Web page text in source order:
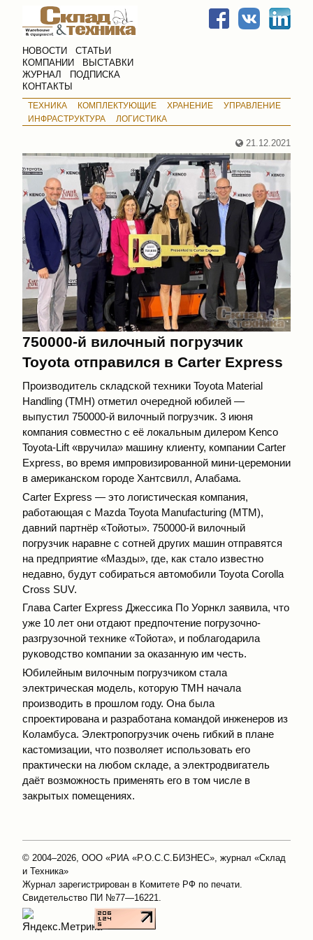
НОВОСТИ
СТАТЬИ
КОМПАНИИ
ВЫСТАВКИ
ЖУРНАЛ
ПОДПИСКА
КОНТАКТЫ
ТЕХНИКА КОМПЛЕКТУЮЩИЕ ХРАНЕНИЕ
УПРАВЛЕНИЕ
ИНФРАСТРУКТУРА
ЛОГИСТИКА
21.12.2021
750000-й вилочный погрузчик
Toyota отправился в Carter Express
Производитель складской техники Toyota Material
Handling (TMH) отметил очередной юбилей —
выпустил 750000-й вилочный погрузчик. 3 июня
компания совместно с её локальным дилером Kenco
Toyota-Lift «вручила» машину клиенту, компании Carter
Express, во время импровизированной мини-церемонии
в американском городе Хантсвилл, Алабама.
Carter Express — это логистическая компания,
работающая с Mazda Toyota Manufacturing (MTM),
давний партнёр «Тойоты». 750000-й вилочный
погрузчик наравне с сотней других машин отправятся
на предприятие «Мазды», где, как стало известно
недавно, будут собираться автомобили Toyota Corolla
Cross SUV.
Глава Carter Express Джессика По Уорнкл заявила, что
уже 10 лет они отдают предпочтение погрузочно-
разгрузочной технике «Тойота», и поблагодарила
руководство компании за оказанную им честь.
Юбилейным вилочным погрузчиком стала
электрическая модель, которую TMH начала
производить в прошлом году. Она была
спроектирована и разработана командой инженеров из
Коламбуса. Электропогрузчик очень гибкий в плане
кастомизации, что позволяет использовать его
практически на любом складе, а электродвигатель
даёт возможность применять его в том числе в
закрытых помещениях.
© 2004–2026, ООО «РИА «Р.О.С.С.БИЗНЕС», журнал «Склад
и Техника»
Журнал зарегистрирован в Комитете РФ по печати.
Свидетельство ПИ №77—16221.